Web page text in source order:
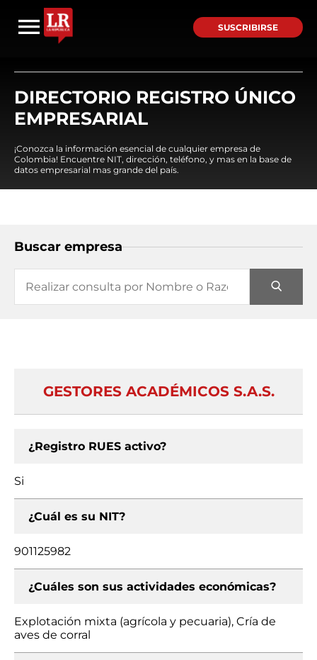
SUSCRIBIRSE
DIRECTORIO REGISTRO ÚNICO
EMPRESARIAL
¡Conozca la información esencial de cualquier empresa de
Colombia! Encuentre NIT, dirección, teléfono, y mas en la base de
datos empresarial mas grande del país.
Buscar empresa
GESTORES ACADÉMICOS S.A.S.
¿Registro RUES activo?
Si
¿Cuál es su NIT?
901125982
¿Cuáles son sus actividades económicas?
Explotación mixta (agrícola y pecuaria), Cría de
aves de corral